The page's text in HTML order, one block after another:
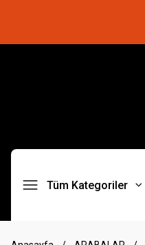
Tüm Kategoriler